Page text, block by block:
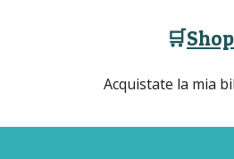
🛒Shop
Acquistate la mia